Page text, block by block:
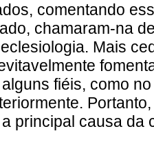
comentando
chamaram-na
Mais
fiéis, como
principal causa da